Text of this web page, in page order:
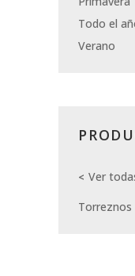
Todo el
Verano
Ver
Torreznos